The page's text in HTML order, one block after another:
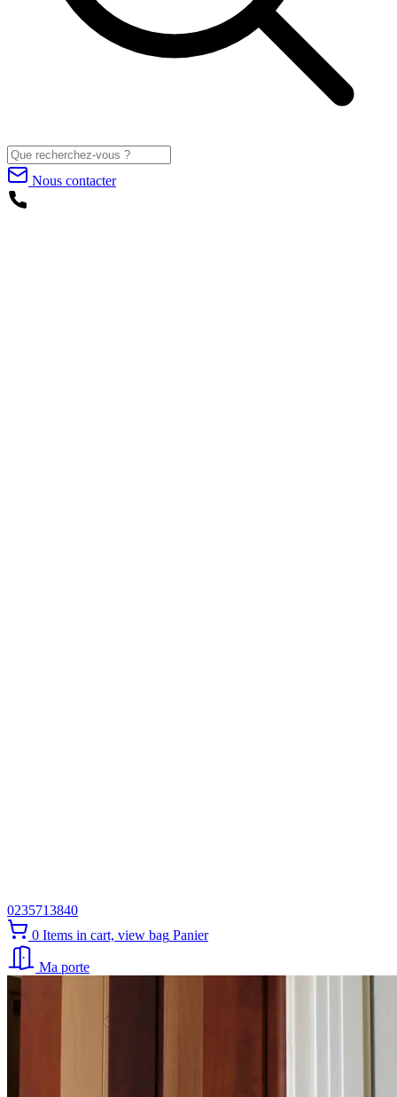
Nous contacter
0235713840
0 Items in cart, view bag Panier
Ma porte